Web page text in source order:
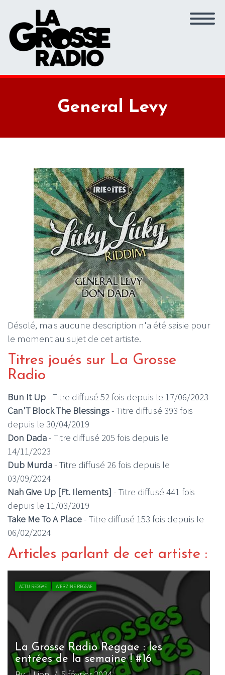
General Levy
Désolé, mais aucune description n'a été saisie pour
le moment au sujet de cet artiste.
Titres joués sur La Grosse
Radio
Bun It Up- Titre diffusé 52 fois depuis le 17/06/2023
Can'T Block The Blessings- Titre diffusé 393 fois
depuis le 30/04/2019
Don Dada- Titre diffusé 205 fois depuis le
14/11/2023
Dub Murda- Titre diffusé 26 fois depuis le
03/09/2024
Nah Give Up [Ft. Ilements] - Titre diffusé 441 fois
depuis le 11/03/2019
Take Me To A Place- Titre diffusé 153 fois depuis le
06/02/2024
Articles parlant de cet artiste :
ACTU REGGAE WEBZINE REGGAE
La Grosse Radio Reggae : les
entrées de la semaine ! #16